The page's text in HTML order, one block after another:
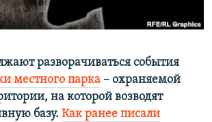
разворачиваться события
местного парка – охраняемой
на которой возводят
базу. Как ранее писали